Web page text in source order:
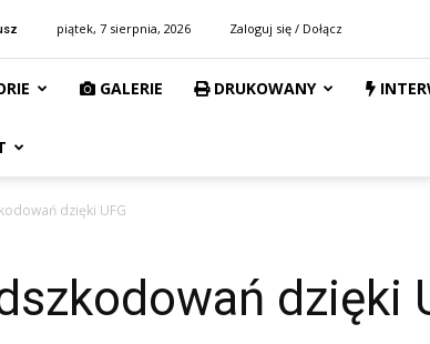
piątek, 7 sierpnia, 2026 Zaloguj się / Dołącz
GALERIE DRUKOWANY
dzięki UFG
dzięki